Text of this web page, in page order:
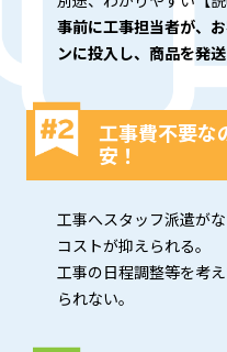
事前に工事担当者が、
ンに投入し、商品を発送
工事費不要な
安！
工事へスタッフ派遣が
コストが抑えられる。
工事の日程調整等を考
られない。